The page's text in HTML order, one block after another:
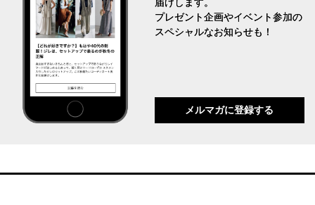
届けします。
プレゼント企画やイベント参加の
スペシャルなお知らせも！
メルマガに登録する